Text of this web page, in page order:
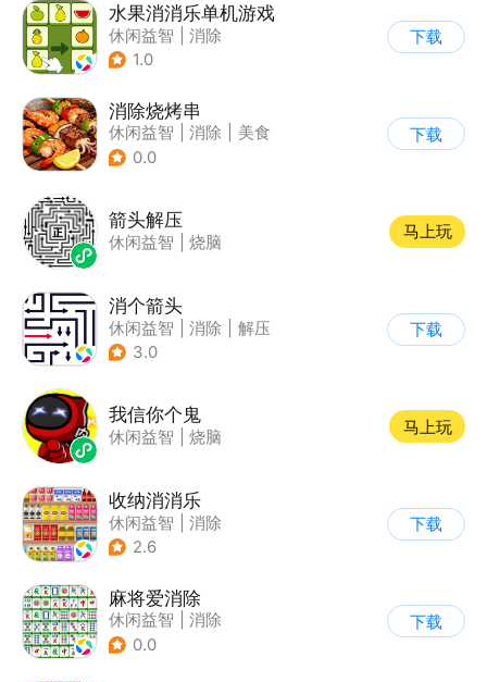
水果消消乐单机游戏
休闲益智
消除
1.0
下载
消除烧烤串
休闲益智 消除
美食
| 清新
0.0
下载
箭头解压
休闲益智 烧脑
马上玩
消个箭头
休闲益智 消除
解压
| 清新
3.0
下载
我信你个鬼
休闲益智 烧脑
马上玩
收纳消消乐
休闲益智
消除
2.6
下载
麻将爱消除
休闲益智
消除
0.0
下载